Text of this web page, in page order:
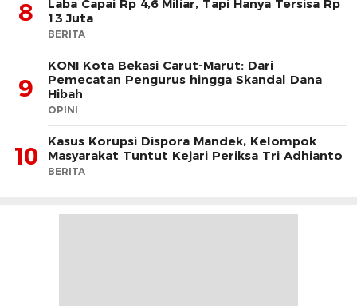
8
Laba Capai Rp 4,6 Miliar, Tapi Hanya Tersisa Rp
13 Juta
BERITA
9
KONI Kota Bekasi Carut-Marut: Dari
Pemecatan Pengurus hingga Skandal Dana
Hibah
OPINI
10
Kasus Korupsi Dispora Mandek, Kelompok
Masyarakat Tuntut Kejari Periksa Tri Adhianto
BERITA